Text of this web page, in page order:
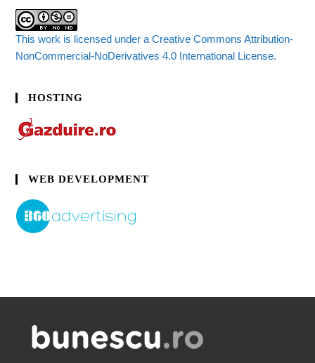
This work is licensed under a Creative Commons Attribution-
NonCommercial-NoDerivatives 4.0 International License.
HOSTING
WEB DEVELOPMENT